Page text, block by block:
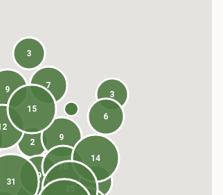
15
31
6
7
9
14
9
10
4
9
3
3
2